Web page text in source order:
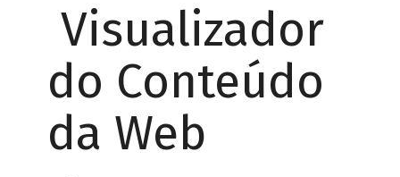
Visualizador
do Conteúdo
da Web